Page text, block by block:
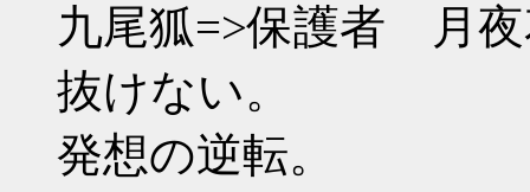
九尾狐=>保護者 月
抜けない。
発想の逆転。